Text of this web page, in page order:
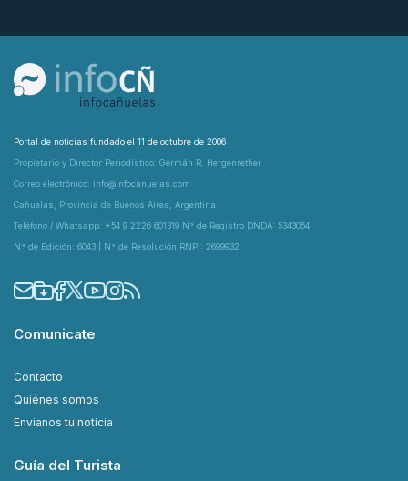
Portal de noticias fundado el 11 de octubre de 2006
Propietario y Director Periodístico: Germán R. Hergenrether
Correo electrónico: info@infocanuelas.com
Cañuelas, Provincia de Buenos Aires, Argentina
Teléfono / Whatsapp: +54 9 2226 601319 N° de Registro DNDA: 5343054
N° de Edición: 6043 | N° de Resolución RNPI: 2699932
Comunicate
Contacto
Quiénes somos
Envianos tu noticia
Guía del Turista